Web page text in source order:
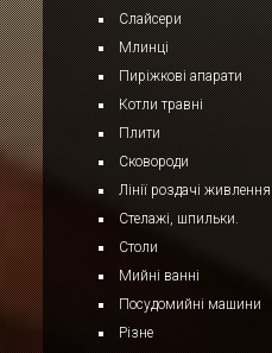
Слайсери
Млинці
Пиріжкові апарати
Котли травні
Плити
Сковороди
Лінії роздачі живлення
Стелажі, шпильки.
Столи
Мийні ванні
Посудомийні машини
Різне